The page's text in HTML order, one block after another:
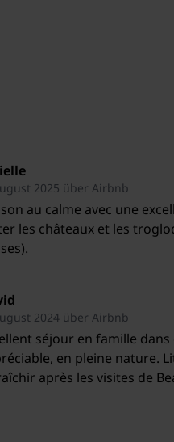
2025 über Airbnb
au calme avec une
les châteaux et les
2024 über Airbnb
séjour en famille
en pleine nature. Literie confortable, piscine pour se
après les visites de